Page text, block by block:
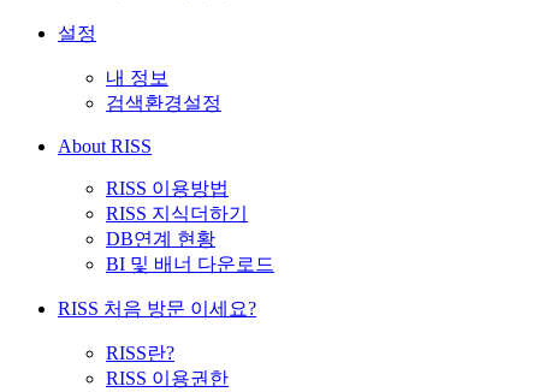
설정
내 정보
검색환경설정
About RISS
RISS 이용방법
RISS 지식더하기
DB연계 현황
BI 및 배너 다운로드
RISS 처음 방문 이세요?
RISS란?
RISS 이용권한